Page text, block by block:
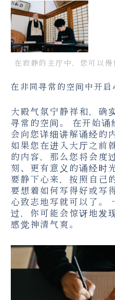
在寂静的主厅中，您可以慢
在非同寻常的空间中开
大殿气氛宁静祥和，确
寻常的空间。 在开始诵
会向您详细讲解诵经的
如果您在进入大厅之前
的内容，那么您将会度
刻、更有意义的诵经时
要静下心来，按照自己
要想着如何写得好或写
心致志地写就可以了。
过，你可能会惊讶地发
感觉神清气爽。